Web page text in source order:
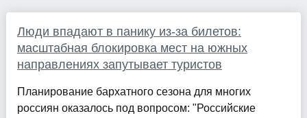
Люди впадают в панику из-за билетов:
масштабная блокировка мест на южных
направлениях запутывает туристов
Планирование бархатного сезона для многих
россиян оказалось под вопросом: "Российские